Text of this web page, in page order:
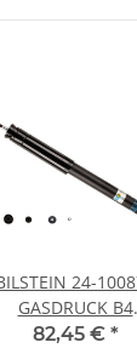
24-
GASDRUCK B4
82,45 € *